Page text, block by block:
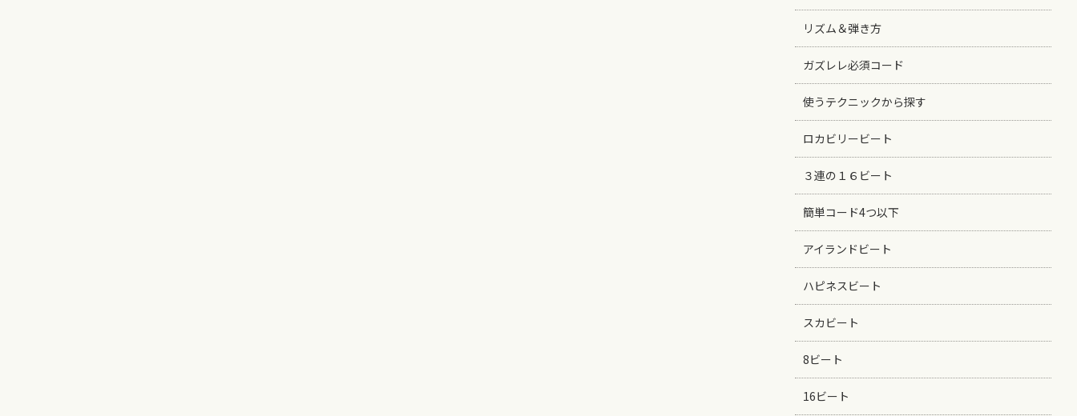
リズム＆弾き方
ガズレレ必須コード
使うテクニックから探す
ロカビリービート
３連の１６ビート
簡単コード4つ以下
アイランドビート
ハピネスビート
スカビート
8ビート
16ビート